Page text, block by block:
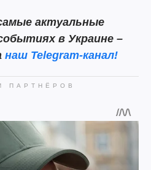
актуальные
в Украине –
наш Telegram-канал!